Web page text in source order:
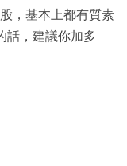
，基本上都有質素
話，建議你加多